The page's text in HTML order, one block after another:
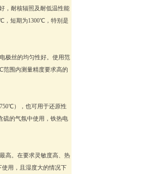
，耐核辐照及耐低温性能
，短期为1300℃，特别是
极丝的均匀性好。使用范
围内测量精度要求高的
），也可用于还原性
硫的气氛中使用，铁热电
高。在要求灵敏度高、热
用，且湿度大的情况下